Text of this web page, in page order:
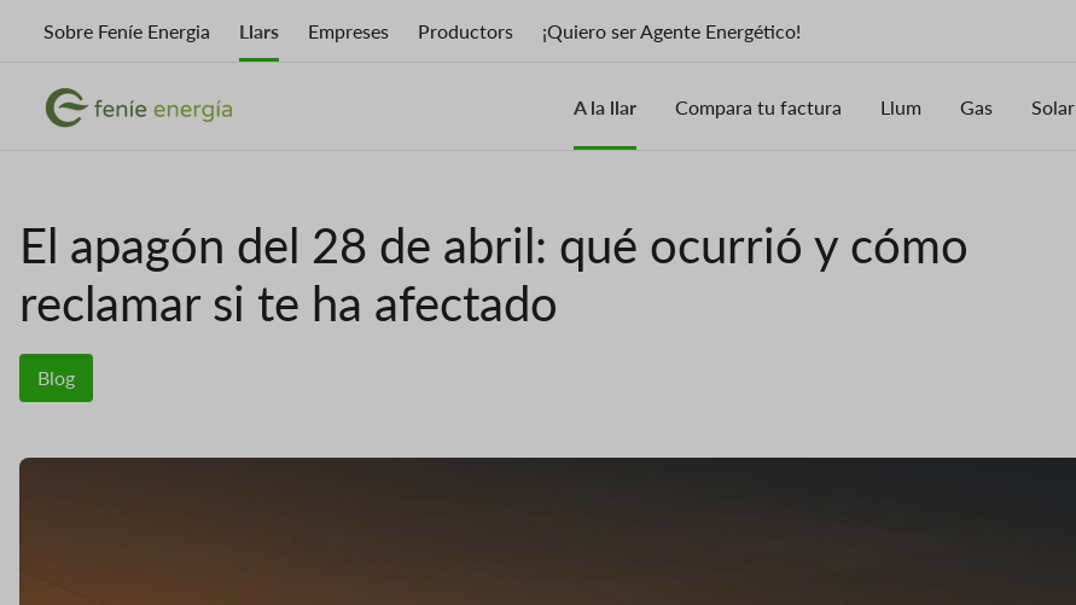
Sobre Feníe Energia Llars Empreses Productors ¡Quiero ser Agente Energético!
ImatgeImatge A la llar Compara tu factura Llum Gas Solar
El apagón del 28 de abril: qué ocurrió y cómo
reclamar si te ha afectado
Blog